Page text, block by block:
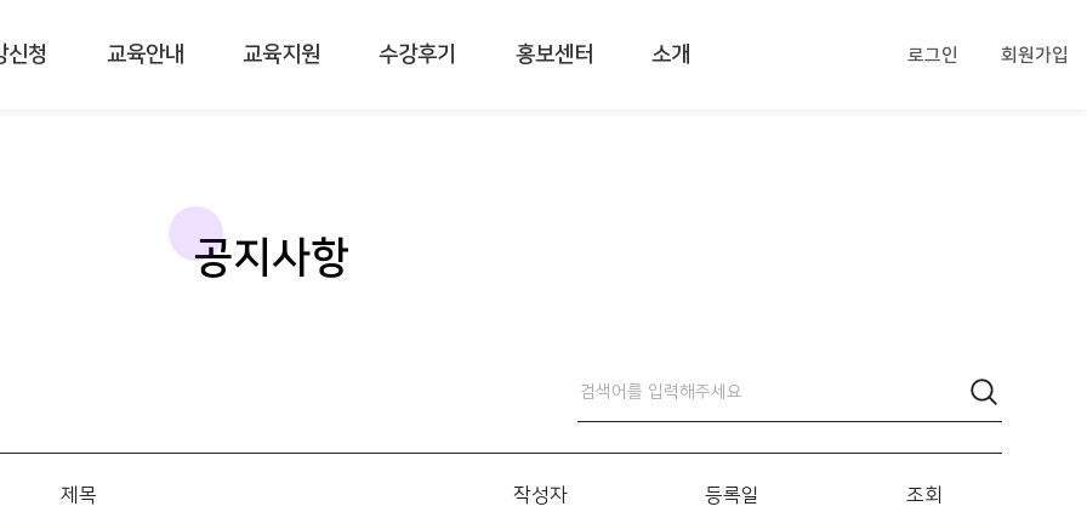
신청 교육안내 교육지원 수강후기 홍보센터 소개 로그인 회원가입
공지사항
제목 작성자 등록일 조회